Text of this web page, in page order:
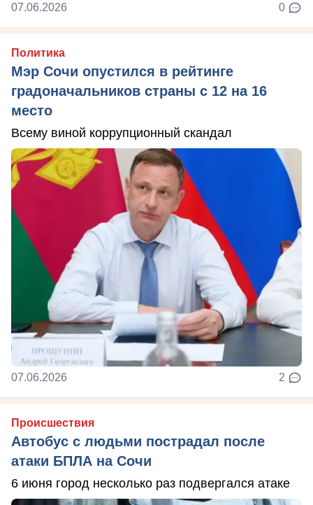
07.06.2026 0
Политика
Мэр Сочи опустился в рейтинге
градоначальников страны с 12 на 16
место
Всему виной коррупционный скандал
07.06.2026 2
Происшествия
Автобус с людьми пострадал после
атаки БПЛА на Сочи
6 июня город несколько раз подвергался атаке